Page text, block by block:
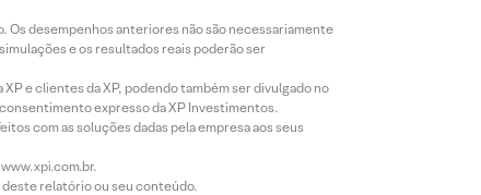
desempenhos anteriores não são necessariamente
e os resultados reais poderão ser
e clientes da XP, podendo também ser divulgado no
expresso da XP Investimentos.
com as soluções dadas pela empresa aos seus
relatório ou seu conteúdo.